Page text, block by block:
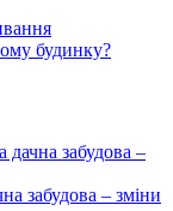
будинку?
дачна забудова –
забудова – зміни